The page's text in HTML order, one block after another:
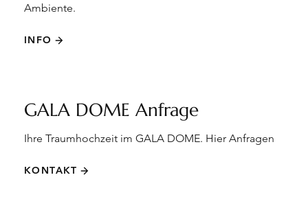
Ambiente.
INFO
GALA DOME Anfrage
Ihre Traumhochzeit im GALA DOME. Hier Anfragen
KONTAKT